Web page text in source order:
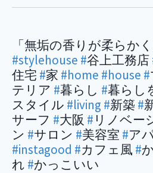
「無垢の香りが柔らか
#stylehouse #谷上工務店
住宅 #家 #home #house #
テリア #暮らし #暮らし
スタイル #living #新築 #
サーフ #大阪 # リノベー
ン #サロン #美容室 #ア
#instagood #カフェ風 #
れ #かっこいい